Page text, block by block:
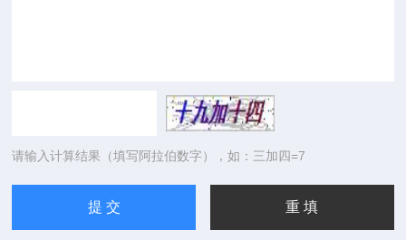
请输入计算结果（填写阿拉伯数字），如：三加四=7